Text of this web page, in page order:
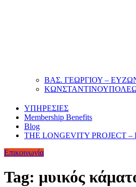
ΒΑΣ. ΓΕΩΡΓΙΟΥ –
ΥΠΗΡΕΣΙΕΣ
Membership Benefits
Blog
THE LONGEVITY PROJECT –
Επικοινωνία
Tag: μυικός